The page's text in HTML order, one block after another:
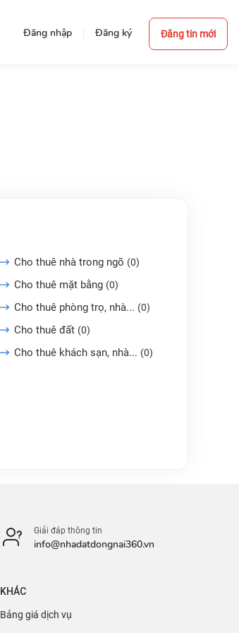
Đăng nhập Đăng ký Đăng tin mới
Cho thuê nhà trong ngõ (0)
Cho thuê mặt bằng (0)
Cho thuê phòng trọ, nhà... (0)
Cho thuê đất (0)
Cho thuê khách sạn, nhà... (0)
Giải đáp thông tin
info@nhadatdongnai360.vn
KHÁC
Bảng giá dịch vụ